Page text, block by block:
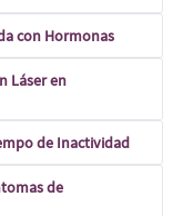
con Hormonas
Láser en
de Inactividad
de